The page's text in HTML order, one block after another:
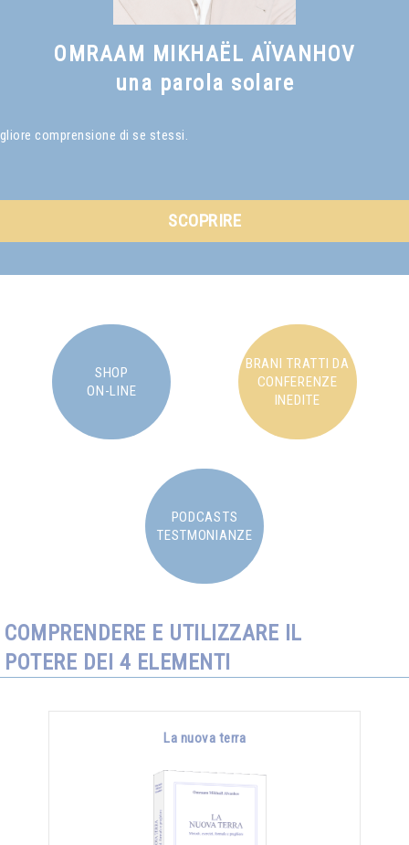
OMRAAM MIKHAËL AÏVANHOV
una parola solare
comprensione di se stessi.
SCOPRIRE
SHOP
ON-LINE
BRANI TRATTI DA
CONFERENZE
INEDITE
PODCASTS
TESTMONIANZE
COMPRENDERE E UTILIZZARE IL
POTERE DEI 4 ELEMENTI
La nuova terra